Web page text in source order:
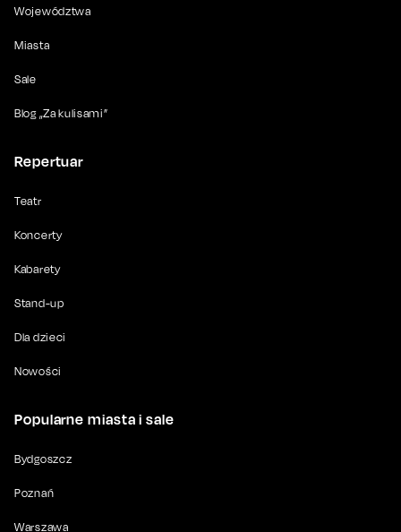
Województwa
Miasta
Sale
Blog „Za kulisami”
Repertuar
Teatr
Koncerty
Kabarety
Stand-up
Dla dzieci
Nowości
Popularne miasta i sale
Bydgoszcz
Poznań
Warszawa